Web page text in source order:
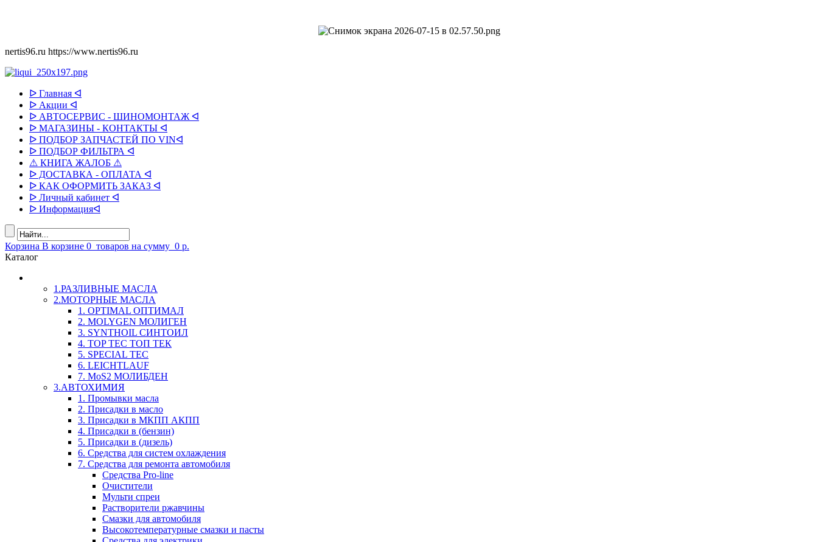
nertis96.ru https://www.nertis96.ru
ᐅ Главная ᐊ
ᐅ Акции ᐊ
ᐅ АВТОСЕРВИС - ШИНОМОНТАЖ ᐊ
ᐅ МАГАЗИНЫ - КОНТАКТЫ ᐊ
ᐅ ПОДБОР ЗАПЧАСТЕЙ ПО VINᐊ
ᐅ ПОДБОР ФИЛЬТРА ᐊ
⚠ КНИГА ЖАЛОБ ⚠
ᐅ ДОСТАВКА - ОПЛАТА ᐊ
ᐅ КАК ОФОРМИТЬ ЗАКАЗ ᐊ
ᐅ Личный кабинет ᐊ
ᐅ Информацияᐊ
Корзина В корзине 0 товаров на сумму 0 р.
Каталог
1.РАЗЛИВНЫЕ МАСЛА
2.МОТОРНЫЕ МАСЛА
1. OPTIMAL ОПТИМАЛ
2. MOLYGEN МОЛИГЕН
3. SYNTHOIL СИНТОИЛ
4. TOP TEC ТОП ТЕК
5. SPECIAL TEC
6. LEICHTLAUF
7. MoS2 МОЛИБДЕН
3.АВТОХИМИЯ
1. Промывки масла
2. Присадки в масло
3. Присадки в МКПП АКПП
4. Присадки в (бензин)
5. Присадки в (дизель)
6. Средства для систем охлаждения
7. Средства для ремонта автомобиля
Средства Pro-line
Очистители
Мульти спреи
Растворители ржавчины
Смазки для автомобиля
Высокотемпературные смазки и пасты